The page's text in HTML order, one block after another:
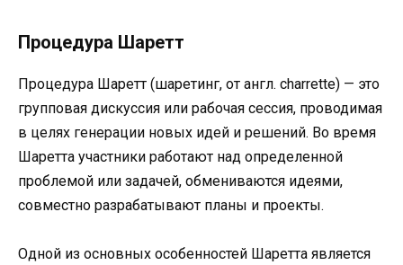
Процедура Шаретт
Процедура Шаретт (шаретинг, от англ. charrette) — это
групповая дискуссия или рабочая сессия, проводимая
в целях генерации новых идей и решений. Во время
Шаретта участники работают над определенной
проблемой или задачей, обмениваются идеями,
совместно разрабатывают планы и проекты.
Одной из основных особенностей Шаретта является